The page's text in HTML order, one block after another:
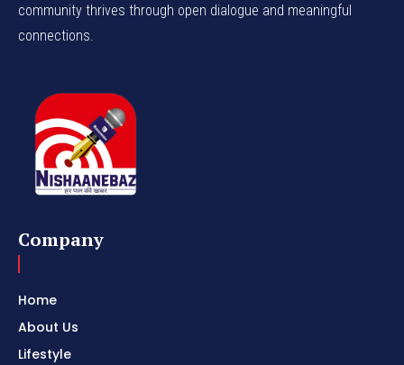
community thrives through open dialogue and meaningful
connections.
Company
Home
About Us
Lifestyle